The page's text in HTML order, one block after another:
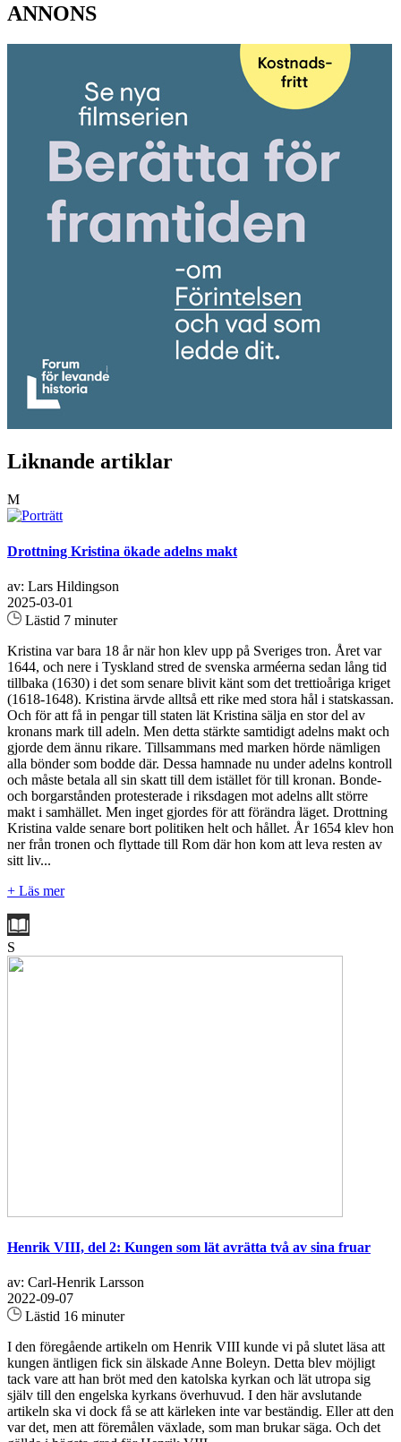
ANNONS
Liknande artiklar
M
Drottning Kristina ökade adelns makt
av: Lars Hildingson
2025-03-01
Lästid 7 minuter
Kristina var bara 18 år när hon klev upp på Sveriges tron. Året var
1644, och nere i Tyskland stred de svenska arméerna sedan lång tid
tillbaka (1630) i det som senare blivit känt som det trettioåriga kriget
(1618-1648). Kristina ärvde alltså ett rike med stora hål i statskassan.
Och för att få in pengar till staten lät Kristina sälja en stor del av
kronans mark till adeln. Men detta stärkte samtidigt adelns makt och
gjorde dem ännu rikare. Tillsammans med marken hörde nämligen
alla bönder som bodde där. Dessa hamnade nu under adelns kontroll
och måste betala all sin skatt till dem istället för till kronan. Bonde-
och borgarstånden protesterade i riksdagen mot adelns allt större
makt i samhället. Men inget gjordes för att förändra läget. Drottning
Kristina valde senare bort politiken helt och hållet. År 1654 klev hon
ner från tronen och flyttade till Rom där hon kom att leva resten av
sitt liv...
+ Läs mer
S
Henrik VIII, del 2: Kungen som lät avrätta två av sina fruar
av: Carl-Henrik Larsson
2022-09-07
Lästid 16 minuter
I den föregående artikeln om Henrik VIII kunde vi på slutet läsa att
kungen äntligen fick sin älskade Anne Boleyn. Detta blev möjligt
tack vare att han bröt med den katolska kyrkan och lät utropa sig
själv till den engelska kyrkans överhuvud. I den här avslutande
artikeln ska vi dock få se att kärleken inte var beständig. Eller att den
var det, men att föremålen växlade, som man brukar säga. Och det